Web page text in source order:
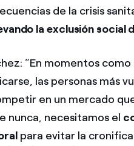
de la crisis
la exclusión social
“En momentos
las personas más
en un mercado
nunca, necesitamos el
para evitar la